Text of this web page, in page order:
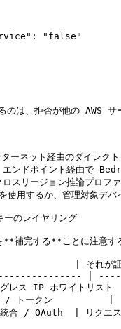
"false"
は、拒否が他の AWS
ネット経由のダイレク
ドポイント経由で
ージョン推論プロファ
するか、管理対象デ
のレイヤリング
完する**ことに注意す
| それ
|
ホワイトリスト | リ
ークン          | リクエ
合 / OAuth  | リクエス